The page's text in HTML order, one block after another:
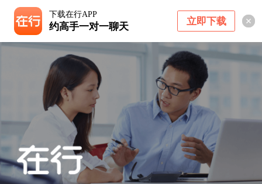
下载在行APP
约高手一对一聊天 立即下载